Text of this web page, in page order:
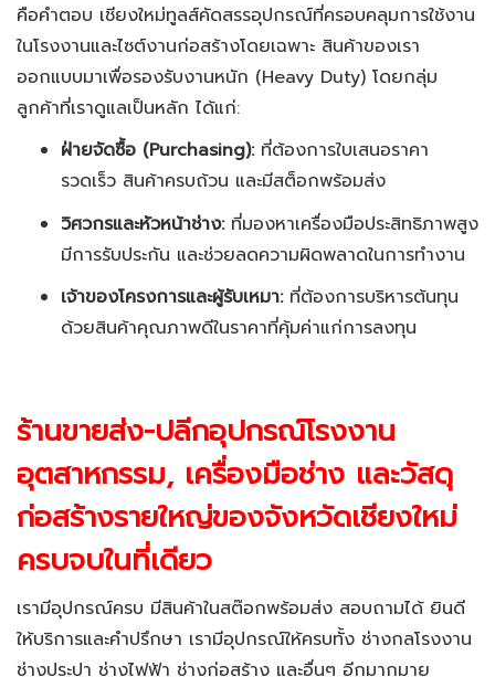
คือคำตอบ เชียงใหม่ทูลส์คัดสรรอุปกรณ์ที่ครอบคลุมการใช้งาน
ในโรงงานและไซต์งานก่อสร้างโดยเฉพาะ สินค้าของเรา
ออกแบบมาเพื่อรองรับงานหนัก (Heavy Duty) โดยกลุ่ม
ลูกค้าที่เราดูแลเป็นหลัก ได้แก่:
ฝ่ายจัดซื้อ (Purchasing):ที่ต้องการใบเสนอราคา
รวดเร็ว สินค้าครบถ้วน และมีสต็อกพร้อมส่ง
วิศวกรและหัวหน้าช่าง:ที่มองหาเครื่องมือประสิทธิภาพสูง
มีการรับประกัน และช่วยลดความผิดพลาดในการทำงาน
เจ้าของโครงการและผู้รับเหมา:ที่ต้องการบริหารต้นทุน
ด้วยสินค้าคุณภาพดีในราคาที่คุ้มค่าแก่การลงทุน
ร้านขายส่ง-ปลีกอุปกรณ์โรงงาน
อุตสาหกรรม, เครื่องมือช่าง และวัสดุ
ก่อสร้างรายใหญ่ของจังหวัดเชียงใหม่
ครบจบในที่เดียว
เรามีอุปกรณ์ครบ มีสินค้าในสต๊อกพร้อมส่ง สอบถามได้ ยินดี
ให้บริการและคำปรึกษา เรามีอุปกรณ์ให้ครบทั้ง ช่างกลโรงงาน
ช่างประปา ช่างไฟฟ้า ช่างก่อสร้าง และอื่นๆ อีกมากมาย